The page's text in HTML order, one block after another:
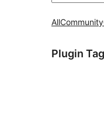
AllCommunity
Plugin